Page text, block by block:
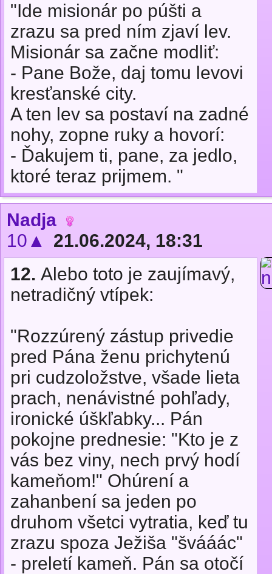
"Ide misionár po púšti a
zrazu sa pred ním zjaví lev.
Misionár sa začne modliť:
- Pane Bože, daj tomu levovi
kresťanské city.
A ten lev sa postaví na zadné
nohy, zopne ruky a hovorí:
- Ďakujem ti, pane, za jedlo,
ktoré teraz prijmem. "
Nadja
10▲
21.06.2024, 18:31
12. Alebo toto je zaujímavý,
netradičný vtípek:
"Rozzúrený zástup privedie
pred Pána ženu prichytenú
pri cudzoložstve, všade lieta
prach, nenávistné pohľady,
ironické úškľabky... Pán
pokojne prednesie: "Kto je z
vás bez viny, nech prvý hodí
kameňom!" Ohúrení a
zahanbení sa jeden po
druhom všetci vytratia, keď tu
zrazu spoza Ježiša "švááác"
- preletí kameň. Pán sa otočí